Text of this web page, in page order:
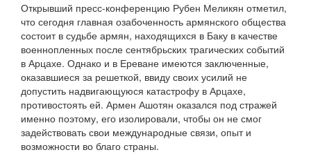
Открывший пресс-конференцию Рубен Меликян отметил,
что сегодня главная озабоченность армянского общества
состоит в судьбе армян, находящихся в Баку в качестве
военнопленных после сентябрьских трагических событий
в Арцахе. Однако и в Ереване имеются заключенные,
оказавшиеся за решеткой, ввиду своих усилий не
допустить надвигающуюся катастрофу в Арцахе,
противостоять ей. Армен Ашотян оказался под стражей
именно поэтому, его изолировали, чтобы он не смог
задействовать свои международные связи, опыт и
возможности во благо страны.